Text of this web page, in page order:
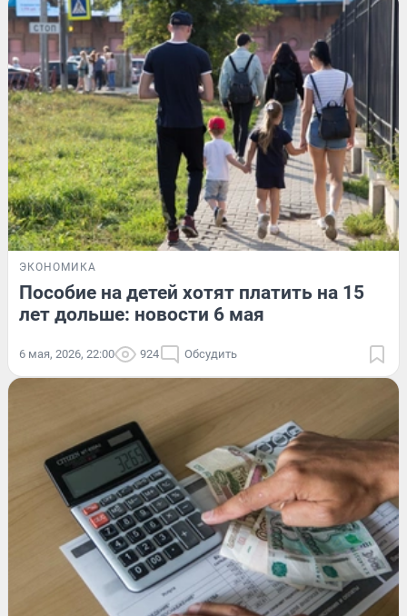
ЭКОНОМИКА
Пособие на детей хотят платить на 15
лет дольше: новости 6 мая
6 мая, 2026, 22:00 924 Обсудить